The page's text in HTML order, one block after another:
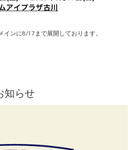
インに8/17まで展開しております。
知らせ